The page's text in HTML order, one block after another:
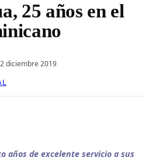
25 años en el
2 diciembre 2019
años de excelente servicio a sus